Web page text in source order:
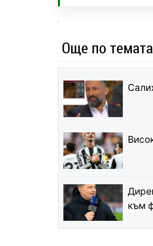
Още по темата
към